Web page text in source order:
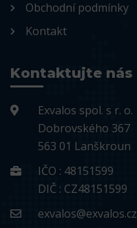
Obchodní podmínky
Kontakt
Kontaktujte nás
Exvalos spol. s r. o.
Dobrovského 367
563 01 Lanškroun
IČO : 48151599
DIČ : CZ48151599
exvalos@exvalos.cz